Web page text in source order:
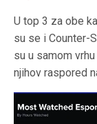
U top 3 za obe
su se i Counter-
su u samom
njihov raspored